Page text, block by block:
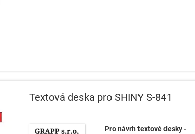
Textová deska pro SHINY S-841
Pro návrh textové desky -